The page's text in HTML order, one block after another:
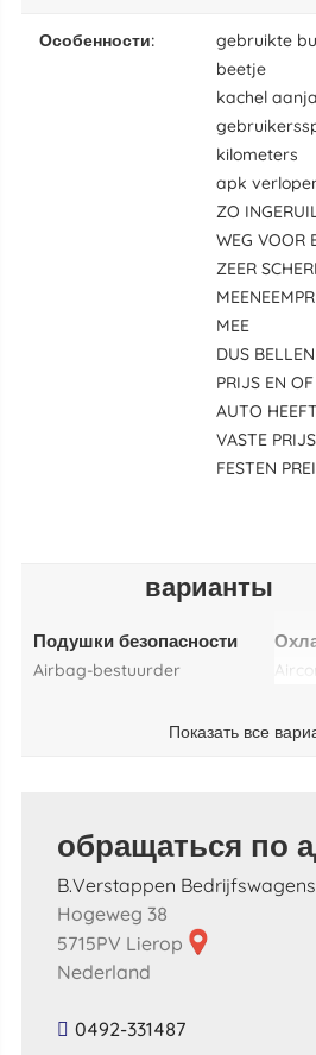
особенности:
gebruikte
beetje
kachel
kilometers
apk
ZO
WEG VOOR
ZEER
MEE
DUS
PRIJS EN
AUTO
VASTE
FESTEN
варианты
Подушки безопасности
airbag-bestuurder
Показать все
обращаться по
B.Verstappen Bedrijfswagens
Hogeweg 38
5715PV Lierop
Nederland
0492-331487